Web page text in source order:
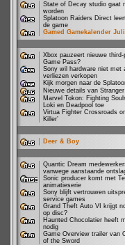
State of Decay studio gaat
worden
Splatoon Raiders Direct
de game
Gamed Gamekalender
Xbox pauzeert nieuwe
Game Pass?
Sony wil hardware niet met
verliezen verkopen
Kijk morgen naar de
Nieuwe details van
Marvel Tokon: Fighting
Loki en Deadpool toe
Virtua Fighter Crossroads
Killer’
Deer & Boy
Quantic Dream
vanwege aanstaande
Sonic producer komt met
animatieserie
Sony blijft vertrouwen
service games
Grand Theft Auto VI krijgt
op disc?
Haunted Chocolatier heeft
nodig
Game Overview trailer van
of the Sword